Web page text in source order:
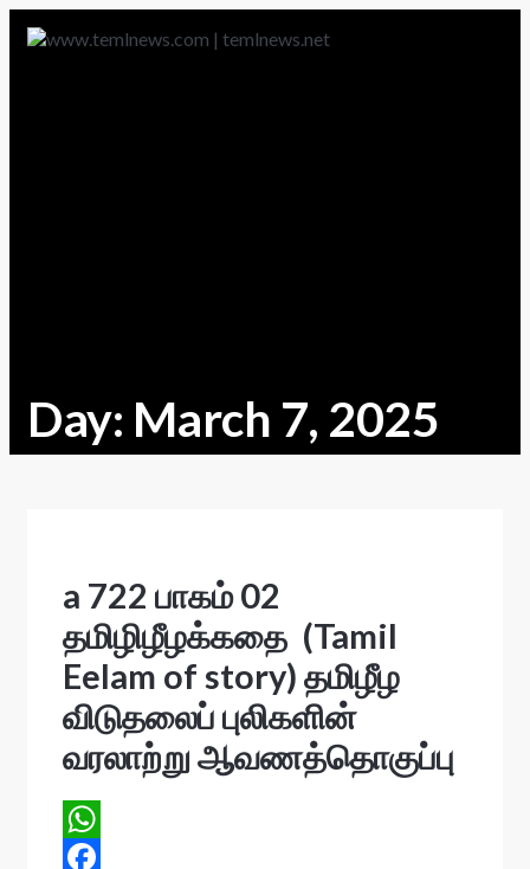
Day: March 7, 2025
a 722 பாகம் 02
தமிழிழீழக்கதை (Tamil
Eelam of story) தமிழீழ
விடுதலைப் புலிகளின்
வரலாற்று ஆவணத்தொகுப்பு
W